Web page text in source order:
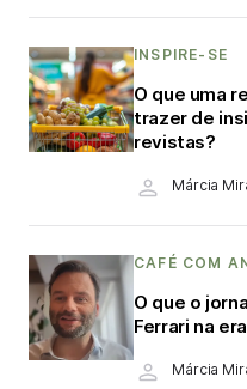
INSPIRE-SE
O que uma
trazer de
revistas?
Márcia
CAFÉ COM
O que o
Ferrari na
Márcia